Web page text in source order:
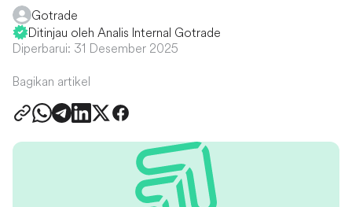
Gotrade
Ditinjau oleh Analis Internal Gotrade
Diperbarui: 31 Desember 2025
Bagikan artikel